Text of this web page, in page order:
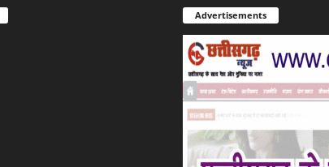
Advertisements